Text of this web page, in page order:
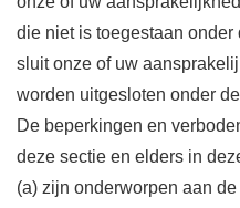
die niet is toegestaan
sluit onze of uw
worden uitgesloten onder
De beperkingen en
deze sectie en elders in
(a) zijn onderworpen aan